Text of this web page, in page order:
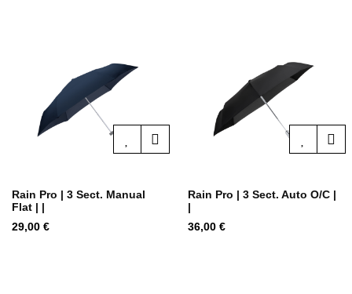
Rain Pro | 3 Sect. Manual
Flat | |
Hind
29,00 €
Rain Pro | 3 Sect. Auto O/C |
|
Hind
36,00 €